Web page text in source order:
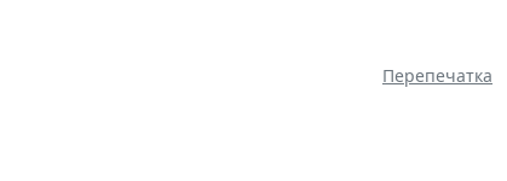
Перепечатка